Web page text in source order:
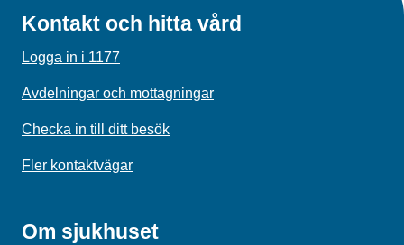
Kontakt och hitta vård
Logga in i 1177
Avdelningar och mottagningar
Checka in till ditt besök
Fler kontaktvägar
Om sjukhuset